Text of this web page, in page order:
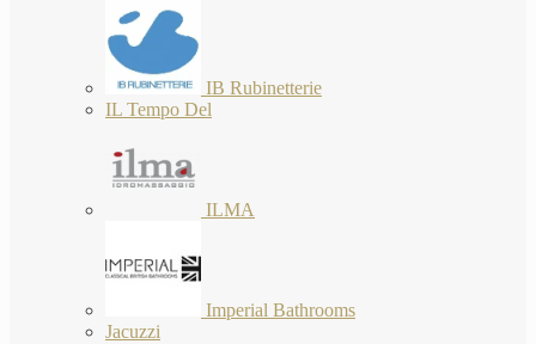
IB Rubinetterie
IL Tempo Del
ILMA
Imperial Bathrooms
Jacuzzi